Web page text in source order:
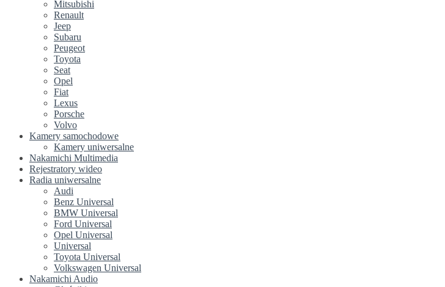
Mitsubishi
Renault
Jeep
Subaru
Peugeot
Toyota
Seat
Opel
Fiat
Lexus
Porsche
Volvo
Kamery samochodowe
Kamery uniwersalne
Nakamichi Multimedia
Rejestratory wideo
Radia uniwersalne
Audi
Benz Universal
BMW Universal
Ford Universal
Opel Universal
Universal
Toyota Universal
Volkswagen Universal
Nakamichi Audio